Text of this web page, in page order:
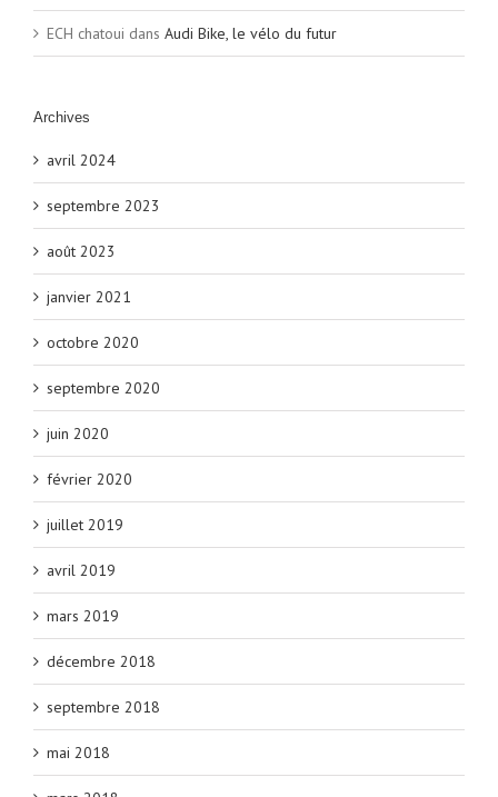
ECH chatoui dans Audi Bike, le vélo du futur
Archives
avril 2024
septembre 2023
août 2023
janvier 2021
octobre 2020
septembre 2020
juin 2020
février 2020
juillet 2019
avril 2019
mars 2019
décembre 2018
septembre 2018
mai 2018